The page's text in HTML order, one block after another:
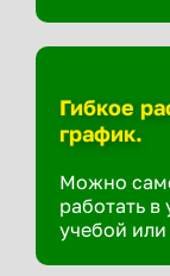
Гибкое
график.
Можно
работать
учебой